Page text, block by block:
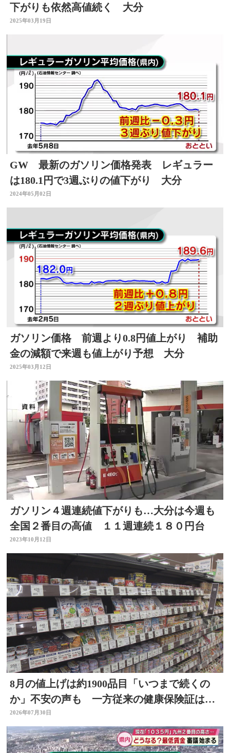
下がりも依然高値続く 大分
2025年03月19日
GW 最新のガソリン価格発表 レギュラー
は180.1円で3週ぶりの値下がり 大分
2024年05月02日
ガソリン価格 前週より0.8円値上がり 補助
金の減額で来週も値上がり予想 大分
2025年03月12日
ガソリン４週連続値下がりも…大分は今週も
全国２番目の高値 １１週連続１８０円台
2023年10月12日
8月の値上げは約1900品目「いつまで続くの
か」不安の声も 一方従来の健康保険証は使
用不可に
2026年07月30日